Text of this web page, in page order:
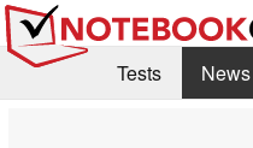
Tests News